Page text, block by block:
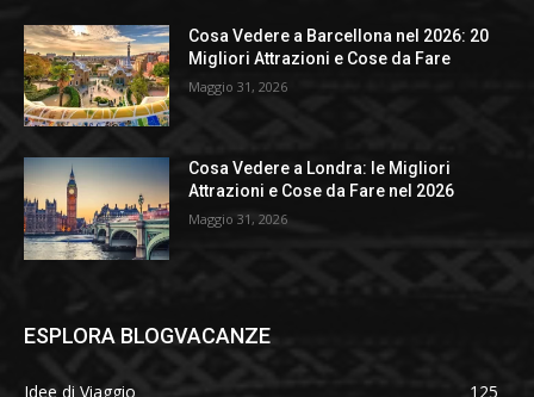
Cosa Vedere a Barcellona nel 2026: 20
Migliori Attrazioni e Cose da Fare
Maggio 31, 2026
Cosa Vedere a Londra: le Migliori
Attrazioni e Cose da Fare nel 2026
Maggio 31, 2026
ESPLORA BLOGVACANZE
Idee di Viaggio
125